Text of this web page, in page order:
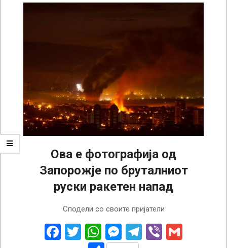
Ова е фотографија од
Запорожје по бруталниот
руски ракетен напад
Сподели со своите пријатели
Facebook
TwitterWhatsApp
Messenger
Telegram
Viber